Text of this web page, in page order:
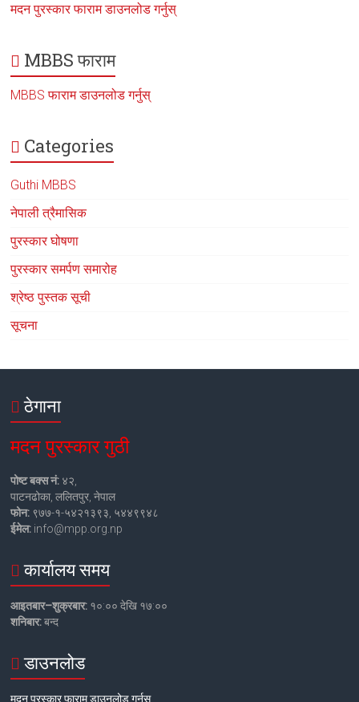
मदन पुरस्कार फाराम डाउनलोड गर्नुस्
MBBS फाराम
MBBS फाराम डाउनलोड गर्नुस्
Categories
Guthi MBBS
नेपाली त्रैमासिक
पुरस्कार घोषणा
पुरस्कार समर्पण समारोह
श्रेष्ठ पुस्तक सूची
सूचना
ठेगाना
मदन पुरस्कार गुठी
पोष्ट बक्स नं: ४२,
पाटनढोका, ललितपुर, नेपाल
फोन: ९७७-१-५४२१३९३, ५४४९९४८
ईमेल: info@mpp.org.np
कार्यालय समय
आइतबार–शुक्रबार: १०:०० देखि १७:००
शनिबार:बन्द
डाउनलोड
मदन पुरस्कार फाराम डाउनलोड गर्नुस्